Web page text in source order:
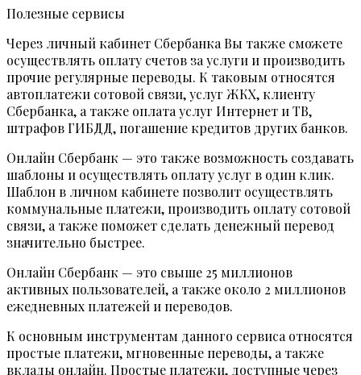
Полезные сервисы
Через личный кабинет Сбербанка Вы также сможете
осуществлять оплату счетов за услуги и производить
прочие регулярные переводы. К таковым относятся
автоплатежи сотовой связи, услуг ЖКХ, клиенту
Сбербанка, а также оплата услуг Интернет и ТВ,
штрафов ГИБДД, погашение кредитов других банков.
Онлайн Сбербанк — это также возможность создавать
шаблоны и осуществлять оплату услуг в один клик.
Шаблон в личном кабинете позволит осуществлять
коммунальные платежи, производить оплату сотовой
связи, а также поможет сделать денежный перевод
значительно быстрее.
Онлайн Сбербанк — это свыше 25 миллионов
активных пользователей, а также около 2 миллионов
ежедневных платежей и переводов.
К основным инструментам данного сервиса относятся
простые платежи, мгновенные переводы, а также
вклады онлайн. Простые платежи, доступные через